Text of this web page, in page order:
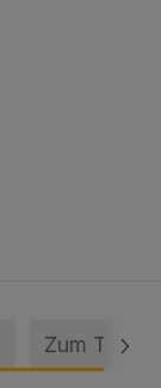
Zum Thema